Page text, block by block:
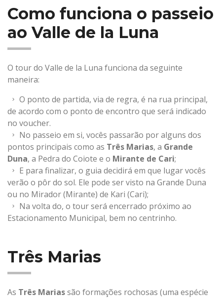
Como funciona o passeio
ao Valle de la Luna
O tour do Valle de la Luna funciona da seguinte
maneira:
O ponto de partida, via de regra, é na rua principal,
de acordo com o ponto de encontro que será indicado
no voucher.
No passeio em si, vocês passarão por alguns dos
pontos principais como as Três Marias, a Grande
Duna, a Pedra do Coiote e o Mirante de Cari;
E para finalizar, o guia decidirá em que lugar vocês
verão o pôr do sol. Ele pode ser visto na Grande Duna
ou no Mirador (Mirante) de Kari (Cari);
Na volta do, o tour será encerrado próximo ao
Estacionamento Municipal, bem no centrinho.
Três Marias
As Três Mariassão formações rochosas (uma espécie